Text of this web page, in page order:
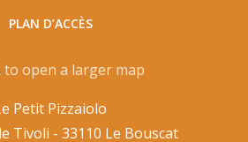
PLAN D’ACCÈS
Petit Pizzaiolo
Tivoli - 33110 Le Bouscat